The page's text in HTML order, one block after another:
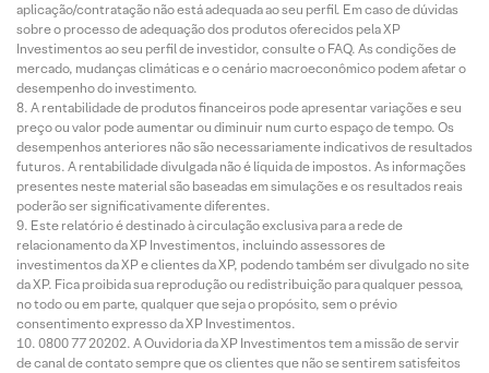
aplicação/contratação não está adequada ao seu perfil. Em caso de dúvidas
sobre o processo de adequação dos produtos oferecidos pela XP
Investimentos ao seu perfil de investidor, consulte o FAQ. As condições de
mercado, mudanças climáticas e o cenário macroeconômico podem afetar o
desempenho do investimento.
A rentabilidade de produtos financeiros pode apresentar variações e seu
preço ou valor pode aumentar ou diminuir num curto espaço de tempo. Os
desempenhos anteriores não são necessariamente indicativos de resultados
futuros. A rentabilidade divulgada não é líquida de impostos. As informações
presentes neste material são baseadas em simulações e os resultados reais
poderão ser significativamente diferentes.
Este relatório é destinado à circulação exclusiva para a rede de
relacionamento da XP Investimentos, incluindo assessores de
investimentos da XP e clientes da XP, podendo também ser divulgado no site
da XP. Fica proibida sua reprodução ou redistribuição para qualquer pessoa,
no todo ou em parte, qualquer que seja o propósito, sem o prévio
consentimento expresso da XP Investimentos.
0800 77 20202. A Ouvidoria da XP Investimentos tem a missão de servir
de canal de contato sempre que os clientes que não se sentirem satisfeitos